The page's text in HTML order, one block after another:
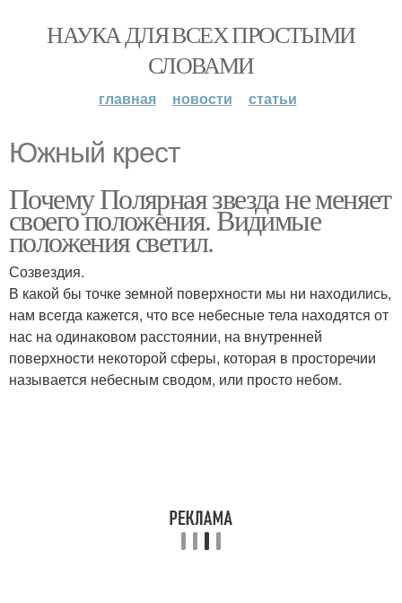
НАУКА ДЛЯ ВСЕХ ПРОСТЫМИ
СЛОВАМИ
главная новости статьи
Южный крест
Почему Полярная звезда не меняет
своего положения. Видимые
положения светил.
Созвездия.
В какой бы точке земной поверхности мы ни находились,
нам всегда кажется, что все небесные тела находятся от
нас на одинаковом расстоянии, на внутренней
поверхности некоторой сферы, которая в просторечии
называется небесным сводом, или просто небом.